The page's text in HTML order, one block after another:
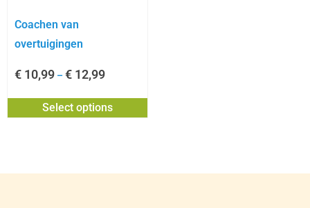
Coachen van
overtuigingen
€ 10,99 – € 12,99
Select options